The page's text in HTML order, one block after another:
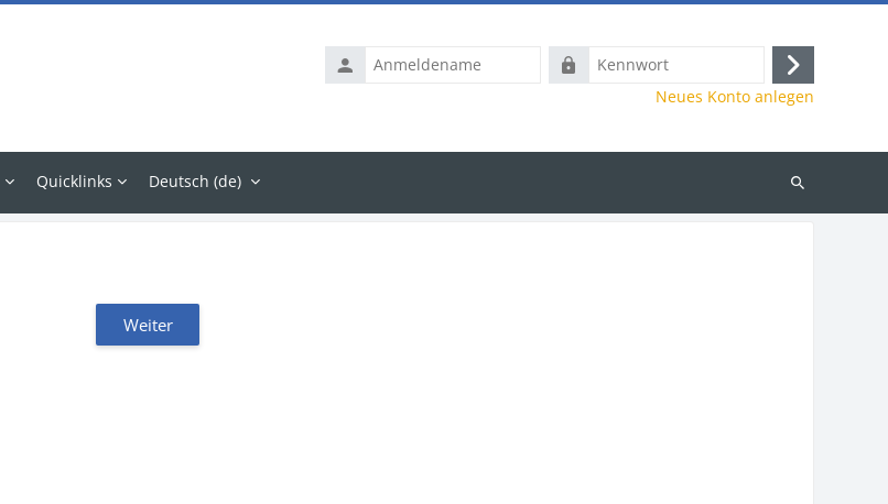
Anmeldename
Kennwort
Anmelden
Neues Konto anlegen
Quicklinks Deutsch ‎(de)‎
Kurse
Weiter